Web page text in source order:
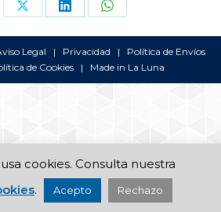
Share
on
X
Share
on
LinkedIn
Share
on
WhatsApp
Legal | Privacidad | Política de Envíos
de Cookies | Made in La Luna
cookies. Consulta nuestra
. Acepto Rechazo